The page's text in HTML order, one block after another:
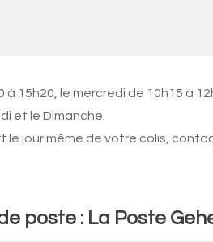
15h20, le mercredi de 10h15 à
et le Dimanche.
le jour même de votre colis,
poste : La Poste